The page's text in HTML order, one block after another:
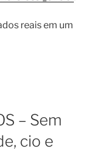
reais em um
– Sem
cio e